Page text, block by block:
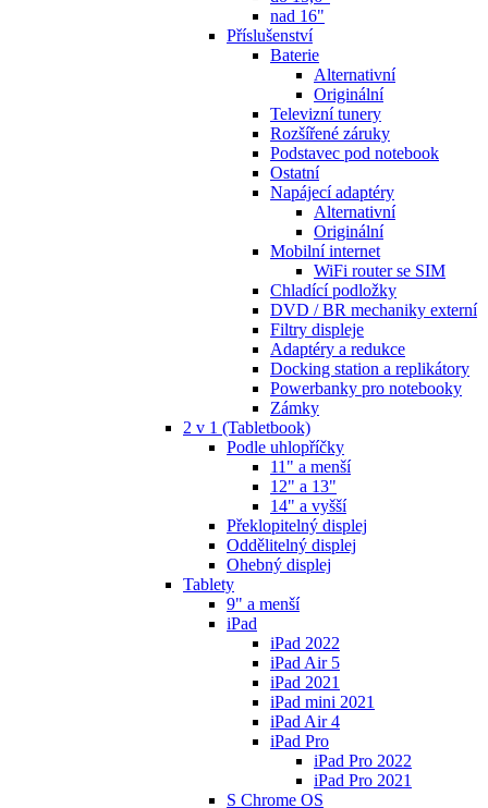
nad 16"
Příslušenství
Baterie
Alternativní
Originální
Televizní tunery
Rozšířené záruky
Podstavec pod notebook
Ostatní
Napájecí adaptéry
Alternativní
Originální
Mobilní internet
WiFi router se SIM
Chladící podložky
DVD / BR mechaniky externí
Filtry displeje
Adaptéry a redukce
Docking station a replikátory
Powerbanky pro notebooky
Zámky
2 v 1 (Tabletbook)
Podle uhlopříčky
11" a menší
12" a 13"
14" a vyšší
Překlopitelný displej
Oddělitelný displej
Ohebný displej
Tablety
9" a menší
iPad
iPad 2022
iPad Air 5
iPad 2021
iPad mini 2021
iPad Air 4
iPad Pro
iPad Pro 2022
iPad Pro 2021
S Chrome OS